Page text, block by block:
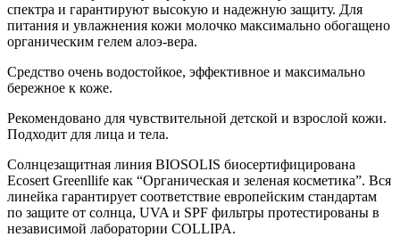
спектра и гарантируют высокую и надежную защиту. Для
питания и увлажнения кожи молочко максимально обогащено
органическим гелем алоэ-вера.
Средство очень водостойкое, эффективное и максимально
бережное к коже.
Рекомендовано для чувствительной детской и взрослой кожи.
Подходит для лица и тела.
Солнцезащитная линия BIOSOLIS биосертифицирована
Ecosert Greenllife как “Органическая и зеленая косметика”. Вся
линейка гарантирует соответствие европейским стандартам
по защите от солнца, UVA и SPF фильтры протестированы в
независимой лаборатории COLLIPA.